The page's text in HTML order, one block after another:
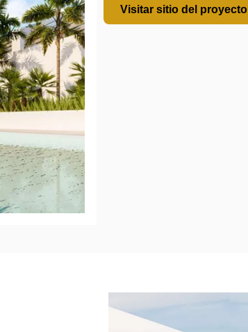
Visitar sitio del proyecto